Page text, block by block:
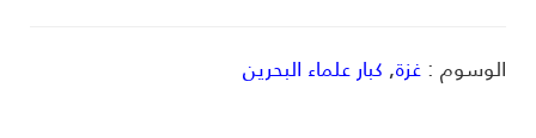
:غزة ,كبار علماء البحرين